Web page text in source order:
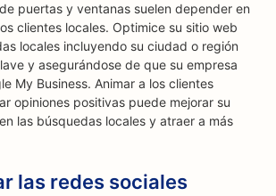
puertas y ventanas suelen depender en
clientes locales. Optimice su sitio web
locales incluyendo su ciudad o región
y asegurándose de que su empresa
My Business. Animar a los clientes
opiniones positivas puede mejorar su
las búsquedas locales y atraer a más
las redes sociales